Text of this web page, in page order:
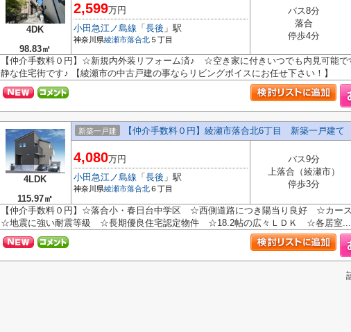
4DK
98.83㎡
2,599万円
小田急江ノ島線 「 長後 」駅
神奈川県綾瀬市落合北 ５丁目
バス8分
落合
停歩4分
【仲介手数料０円】☆新規内外装リフォーム済♪ ☆空き家に付きいつでも内見可
静な住宅街です♪ 【綾瀬市の中古戸建の事ならリビングボイスにお任せ下さい！】
4LDK
115.97㎡
新築一戸建 【仲介手数料０円】綾瀬市落合北6丁目 新築一戸建て
4,080万円
小田急江ノ島線 「 長後 」駅
神奈川県綾瀬市落合北６丁目
バス9分
上落合（綾瀬市）
停歩3分
【仲介手数料０円】☆落合小・春日台中学区 ☆西側道路につき陽当り良好 ☆カー
☆地震に強い耐震等級 ☆長期優良住宅認定物件 ☆18.2帖の広々ＬＤＫ ☆各居室...